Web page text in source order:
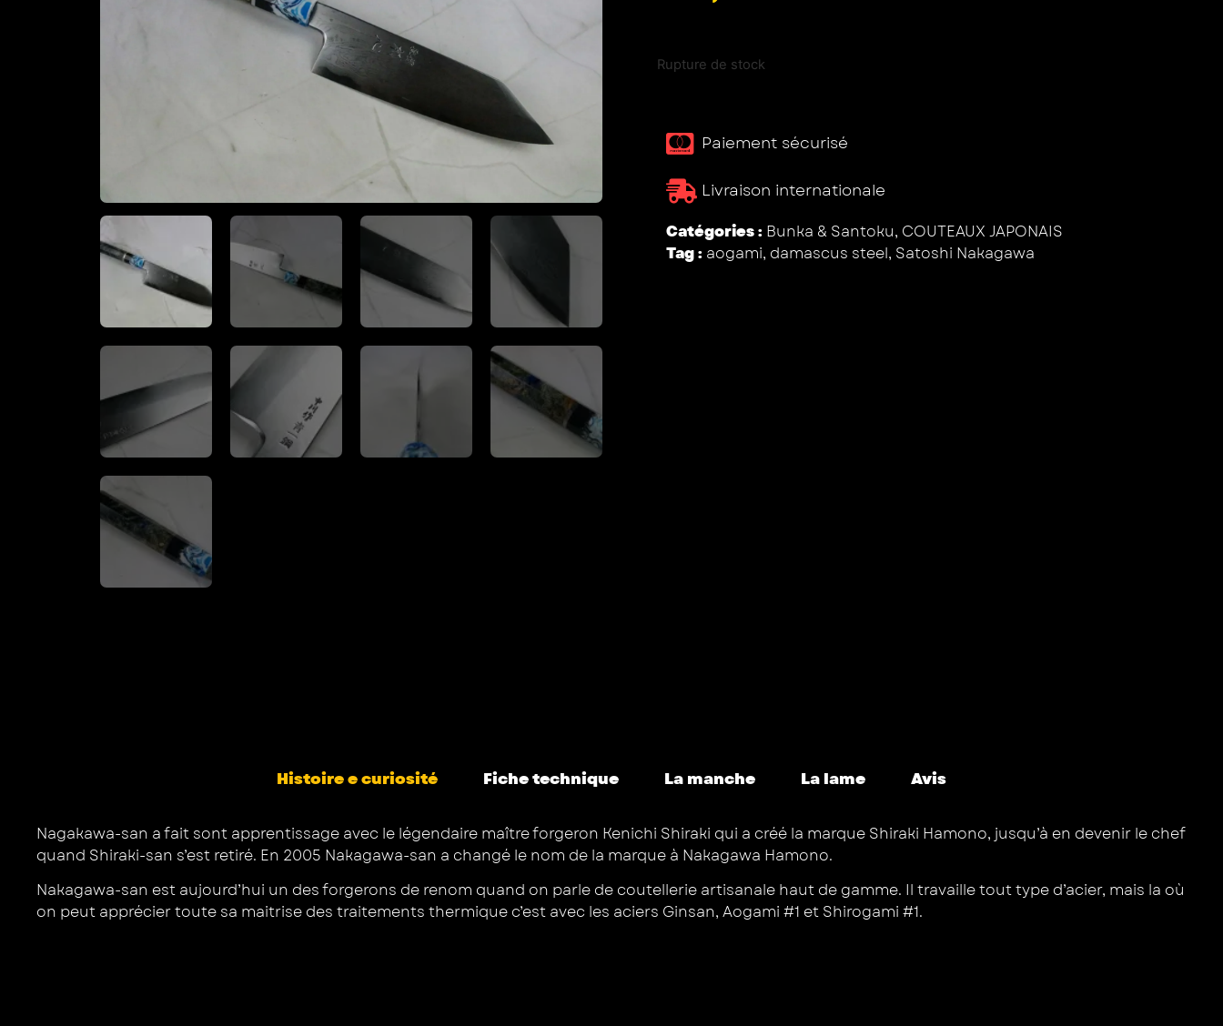
Rupture de stock
Paiement sécurisé ​
Livraison internationale
Catégories : Bunka & Santoku, COUTEAUX JAPONAIS
Tag : aogami, damascus steel, Satoshi Nakagawa
Histoire e curiosité Fiche technique La manche La lame Avis
Nagakawa-san a fait sont apprentissage avec le légendaire maître forgeron Kenichi Shiraki qui a créé la marque Shiraki Hamono, jusqu’à en devenir le chef
quand Shiraki-san s’est retiré. En 2005 Nakagawa-san a changé le nom de la marque à Nakagawa Hamono.
Nakagawa-san est aujourd’hui un des forgerons de renom quand on parle de coutellerie artisanale haut de gamme. Il travaille tout type d’acier, mais la où
on peut apprécier toute sa maitrise des traitements thermique c’est avec les aciers Ginsan, Aogami #1 et Shirogami #1.